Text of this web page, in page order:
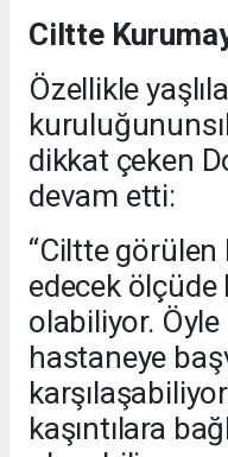
Ciltte
Özellikle
dikkat çeken
devam etti:
“Ciltte görülen
edecek ölçüde
olabiliyor.
hastaneye
kaşıntılara